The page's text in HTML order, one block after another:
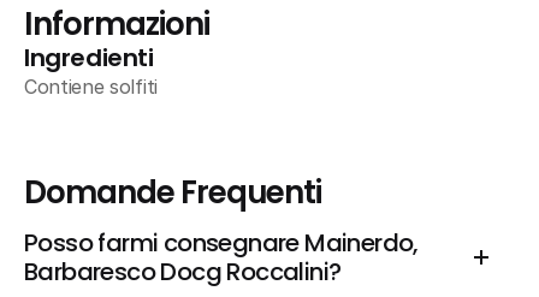
Informazioni
Ingredienti
Contiene solfiti
Domande Frequenti
Posso farmi consegnare Mainerdo,
Barbaresco Docg Roccalini?